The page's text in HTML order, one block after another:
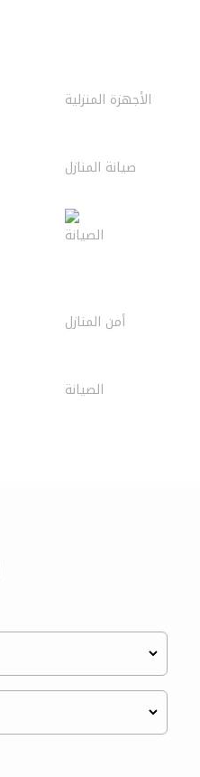
الأجهزة المنزلية
صيانة المنازل
الصيانة
أمن المنازل
الصيانة